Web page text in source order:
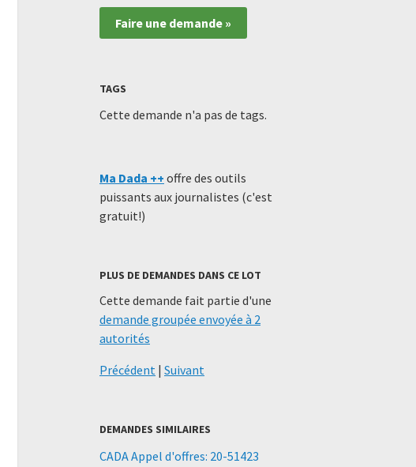
Faire une demande »
TAGS
Cette demande n'a pas de tags.
Ma Dada ++ offre des outils
puissants aux journalistes (c'est
gratuit!)
PLUS DE DEMANDES DANS CE LOT
Cette demande fait partie d'une
demande groupée envoyée à 2
autorités
Précédent | Suivant
DEMANDES SIMILAIRES
CADA Appel d'offres: 20-51423